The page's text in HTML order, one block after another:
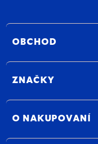
OBCHOD
ZNAČKY
O NAKUPOVANÍ